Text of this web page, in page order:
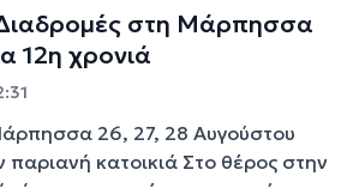
στη Μάρπησσα
12η χρονιά
26, 27, 28 Αυγούστου
κατοικιά Στο θέρος στην